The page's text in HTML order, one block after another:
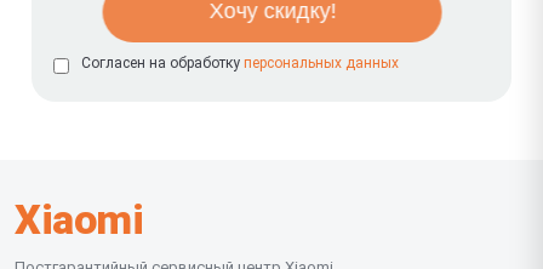
Согласен на обработку персональных данных
Xiaomi